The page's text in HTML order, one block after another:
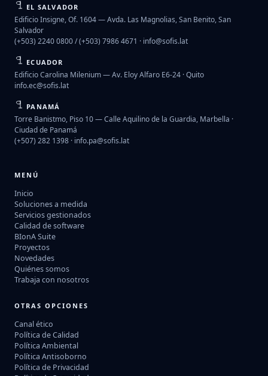
EL SALVADOR
Edificio Insigne, Of. 1604 — Avda. Las Magnolias, San Benito, San
Salvador
(+503) 2240 0800 / (+503) 7986 4671 · info@sofis.lat
ECUADOR
Edificio Carolina Milenium — Av. Eloy Alfaro E6-24 · Quito
info.ec@sofis.lat
PANAMÁ
Torre Banistmo, Piso 10 — Calle Aquilino de la Guardia, Marbella ·
Ciudad de Panamá
(+507) 282 1398 · info.pa@sofis.lat
MENÚ
Inicio
Soluciones a medida
Servicios gestionados
Calidad de software
BIonA Suite
Proyectos
Novedades
Quiénes somos
Trabaja con nosotros
OTRAS OPCIONES
Canal ético
Política de Calidad
Política Ambiental
Política Antisoborno
Política de Privacidad